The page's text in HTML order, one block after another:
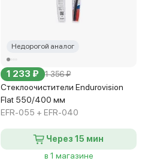
Недорогой аналог
1 233 ₽ 1 356 ₽
Стеклоочистители Endurovision
Flat 550/400 мм
EFR-055 + EFR-040
Через 15 мин
в 1 магазине